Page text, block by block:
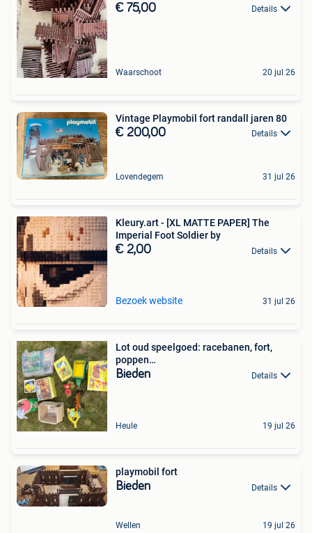
€ 75,00 Details
Waarschoot 20 jul 26
Vintage Playmobil fort randall jaren 80
€ 200,00 Details
Lovendegem 31 jul 26
Kleury.art - [XL MATTE PAPER] The
Imperial Foot Soldier by
€ 2,00 Details
Bezoek website 31 jul 26
Lot oud speelgoed: racebanen, fort,
poppen…
Bieden Details
Heule 19 jul 26
playmobil fort
Bieden Details
Wellen 19 jul 26